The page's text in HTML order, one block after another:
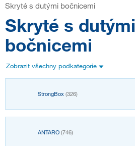
Skryté s dutými bočnicemi
Skryté s dutými
bočnicemi
Zobrazit všechny podkategorie
StrongBox (326)
ANTARO (746)